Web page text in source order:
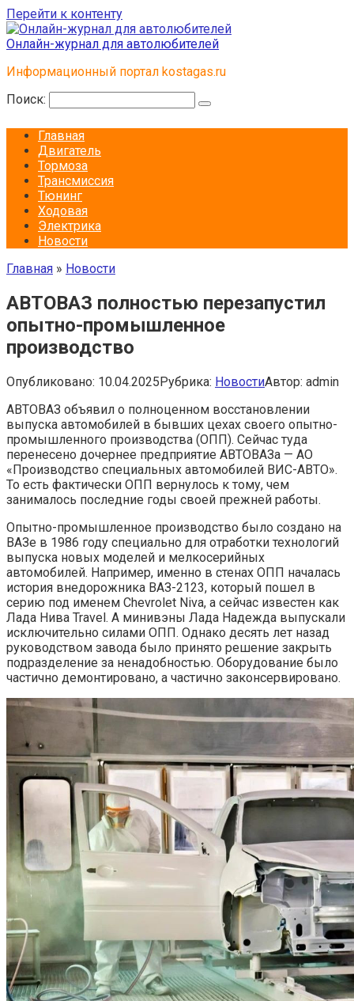
Перейти к контенту
Онлайн-журнал для автолюбителей
Информационный портал kostagas.ru
Поиск:
Главная
Двигатель
Тормоза
Трансмиссия
Тюнинг
Ходовая
Электрика
Новости
Главная » Новости
АВТОВАЗ полностью перезапустил
опытно-промышленное
производство
Опубликовано: 10.04.2025Рубрика: НовостиАвтор: admin
АВТОВАЗ объявил о полноценном восстановлении
выпуска автомобилей в бывших цехах своего опытно-
промышленного производства (ОПП). Сейчас туда
перенесено дочернее предприятие АВТОВАЗа — АО
«Производство специальных автомобилей ВИС-АВТО».
То есть фактически ОПП вернулось к тому, чем
занималось последние годы своей прежней работы.
Опытно-промышленное производство было создано на
ВАЗе в 1986 году специально для отработки технологий
выпуска новых моделей и мелкосерийных
автомобилей. Например, именно в стенах ОПП началась
история внедорожника ВАЗ-2123, который пошел в
серию под именем Chevrolet Niva, а сейчас известен как
Лада Нива Travel. А минивэны Лада Надежда выпускали
исключительно силами ОПП. Однако десять лет назад
руководством завода было принято решение закрыть
подразделение за ненадобностью. Оборудование было
частично демонтировано, а частично законсервировано.